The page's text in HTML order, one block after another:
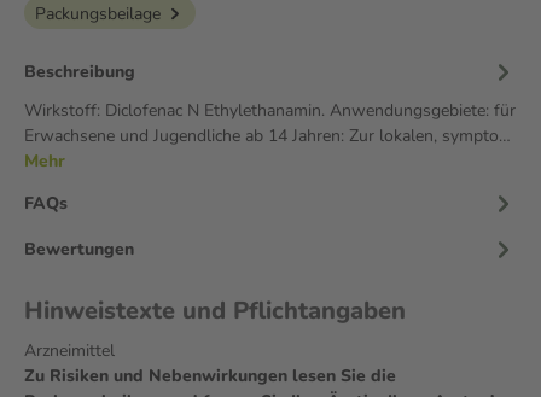
Packungsbeilage
Beschreibung
Wirkstoff: Diclofenac N Ethylethanamin. Anwendungsgebiete: für
Erwachsene und Jugendliche ab 14 Jahren: Zur lokalen, sympto…
Mehr
FAQs
Bewertungen
Hinweistexte und Pflichtangaben
Arzneimittel
Zu Risiken und Nebenwirkungen lesen Sie die